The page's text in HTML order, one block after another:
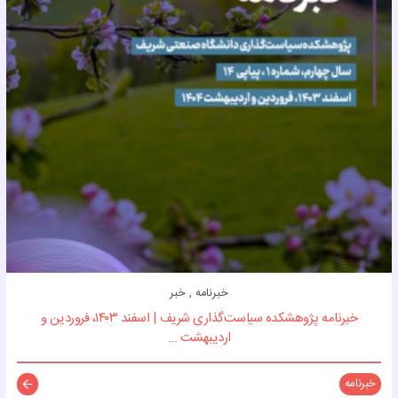
خبرنامه , خبر
خبرنامه پژوهشکده سیاست‌گذاری شریف | اسفند ۱۴۰۳، فروردین و
اردیبهشت ...
خبرنامه